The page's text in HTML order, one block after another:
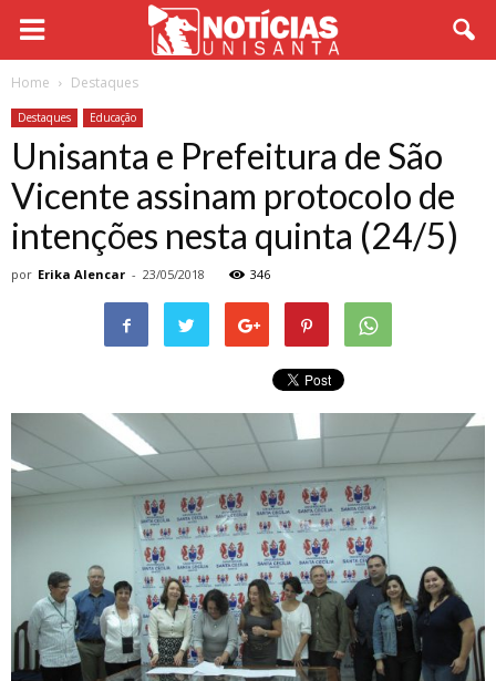
Home Destaques
Destaques Educação
Unisanta e Prefeitura de São
Vicente assinam protocolo de
intenções nesta quinta (24/5)
por Erika Alencar - 23/05/2018 346